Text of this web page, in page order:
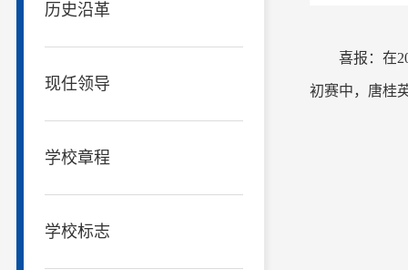
历史沿革
现任领导
学校章程
学校标志
喜报：在
初赛中，唐桂